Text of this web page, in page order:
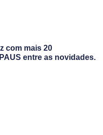
com mais 20
entre as novidades.